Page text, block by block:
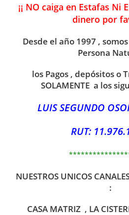
¡¡ NO caiga en Estafas Ni
dinero por
Desde el año 1997 ,
Persona
los Pagos , depósitos o
SOLAMENTE a los
LUIS SEGUNDO
RUT:
NUESTROS UNICOS
:
CASA MATRIZ , LA